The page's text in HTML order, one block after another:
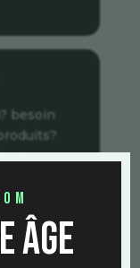
besoin
sur
âge